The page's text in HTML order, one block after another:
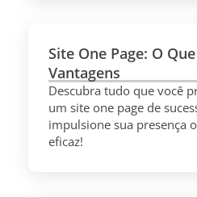
Site One Page: O
Vantagens
Descubra tudo que você
um site one page de
impulsione sua presença
eficaz!